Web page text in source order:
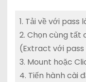
1. Tải về với pass
2. Chọn cùng tất
(Extract với pass
3. Mount hoặc
4. Tiến hành cài